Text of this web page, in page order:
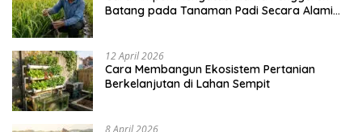
Batang pada Tanaman Padi Secara Alami
12 April 2026
Cara Membangun Ekosistem Pertanian
Berkelanjutan di Lahan Sempit
8 April 2026